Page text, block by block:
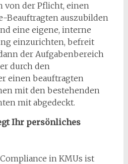
von der Pflicht, einen
Beauftragten auszubilden
eine eigene, interne
einzurichten, befreit
der Aufgabenbereich
durch den
einen beauftragten
mit den bestehenden
mit abgedeckt.
Ihr persönliches
in KMUs ist